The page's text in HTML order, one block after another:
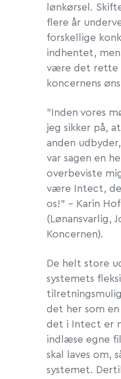
lønkørsel.
flere år
forskellige
indhentet,
være det rette
koncernens
”Inden vores
jeg sikker på,
anden
var sagen en
overbeviste
være Intect,
os!” - Karin
(Lønansvarlig,
Koncernen).
De helt store
systemets
det her som
det i Intect er
indlæse egne
skal laves om,
systemet.